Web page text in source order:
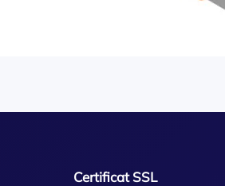
Certificat SSL